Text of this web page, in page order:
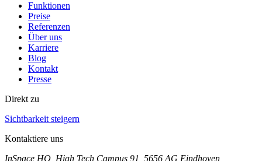
Funktionen
Preise
Referenzen
Über uns
Karriere
Blog
Kontakt
Presse
Direkt zu
Sichtbarkeit steigern
Kontaktiere uns
InSpace HQ, High Tech Campus 91, 5656 AG Eindhoven